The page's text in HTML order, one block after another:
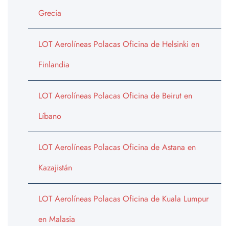
Grecia
LOT Aerolíneas Polacas Oficina de Helsinki en
Finlandia
LOT Aerolíneas Polacas Oficina de Beirut en
Líbano
LOT Aerolíneas Polacas Oficina de Astana en
Kazajistán
LOT Aerolíneas Polacas Oficina de Kuala Lumpur
en Malasia